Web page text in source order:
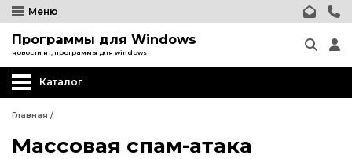
Меню
Программы для Windows
новости ит, программы для windows
Каталог
Главная /
Массовая спам-атака